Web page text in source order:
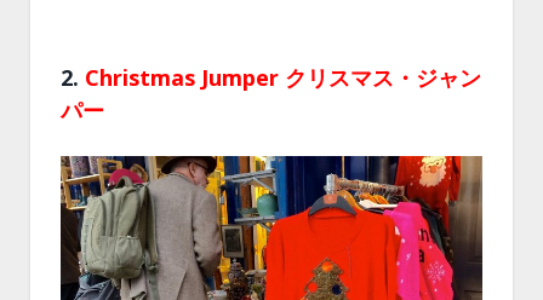
2. Christmas Jumper クリスマス・ジャン
パー